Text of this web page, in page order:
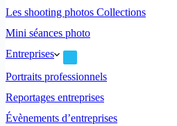
Les shooting photos Collections
Mini séances photo
Entreprises
Portraits professionnels
Reportages entreprises
Évènements d’entreprises